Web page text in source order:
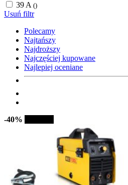
39 A ()
Usuń filtr
Polecamy
Najtańszy
Najdroższy
Najczęściej kupowane
Najlepiej oceniane
-40%